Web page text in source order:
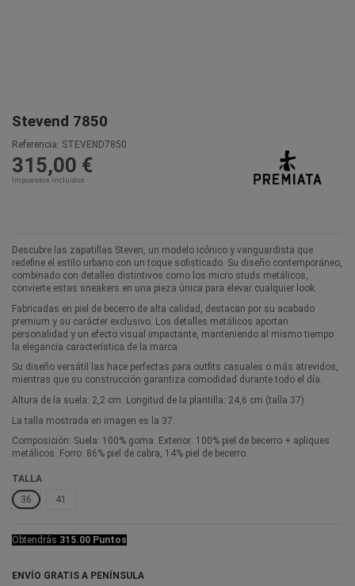
Stevend 7850
Referencia: STEVEND7850
315,00 €
Impuestos incluidos
Descubre las zapatillas Steven, un modelo icónico y vanguardista que
redefine el estilo urbano con un toque sofisticado. Su diseño contemporáneo,
combinado con detalles distintivos como los micro studs metálicos,
convierte estas sneakers en una pieza única para elevar cualquier look.
Fabricadas en piel de becerro de alta calidad, destacan por su acabado
premium y su carácter exclusivo. Los detalles metálicos aportan
personalidad y un efecto visual impactante, manteniendo al mismo tiempo
la elegancia característica de la marca.
Su diseño versátil las hace perfectas para outfits casuales o más atrevidos,
mientras que su construcción garantiza comodidad durante todo el día.
Altura de la suela: 2,2 cm. Longitud de la plantilla: 24,6 cm (talla 37).
La talla mostrada en imagen es la 37.
Composición: Suela: 100% goma. Exterior: 100% piel de becerro + apliques
metálicos. Forro: 86% piel de cabra, 14% piel de becerro.
TALLA
36
41
Obtendrás 315.00 Puntos
ENVÍO GRATIS A PENÍNSULA